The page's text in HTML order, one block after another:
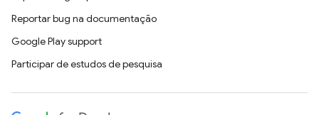
Reportar bug na documentação
Google Play support
Participar de estudos de pesquisa